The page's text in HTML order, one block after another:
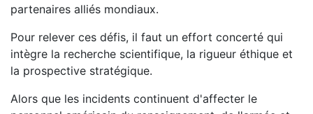
partenaires alliés mondiaux.
Pour relever ces défis, il faut un effort concerté qui
intègre la recherche scientifique, la rigueur éthique et
la prospective stratégique.
Alors que les incidents continuent d'affecter le